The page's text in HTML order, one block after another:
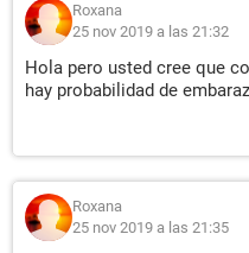
Roxana
25 nov 2019 a las 21:32
Hola pero usted cree que
hay probabilidad de
Roxana
25 nov 2019 a las 21:35